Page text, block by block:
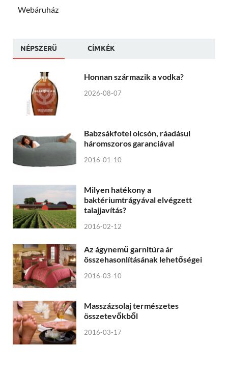
Webáruház
NÉPSZERÜ CÍMKÉK
Honnan származik a vodka?
2026-08-07
Babzsákfotel olcsón, ráadásul
háromszoros garanciával
2016-01-10
Milyen hatékony a
baktériumtrágyával elvégzett
talajjavítás?
2016-02-12
Az ágynemű garnitúra ár
összehasonlításának lehetőségei
2016-03-10
Masszázsolaj természetes
összetevőkből
2016-03-17